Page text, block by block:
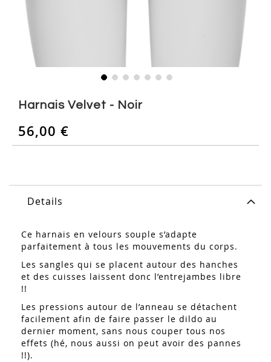
beginning
Harnais Velvet - Noir
56,00 €
Details
Ce harnais en velours souple s’adapte
parfaitement à tous les mouvements du corps.
Les sangles qui se placent autour des hanches
et des cuisses laissent donc l’entrejambes libre
!!
Les pressions autour de l’anneau se détachent
facilement afin de faire passer le dildo au
dernier moment, sans nous couper tous nos
effets (hé, nous aussi on peut avoir des pannes
!!).